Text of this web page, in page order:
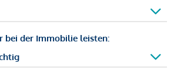
bei der Immobilie leisten: